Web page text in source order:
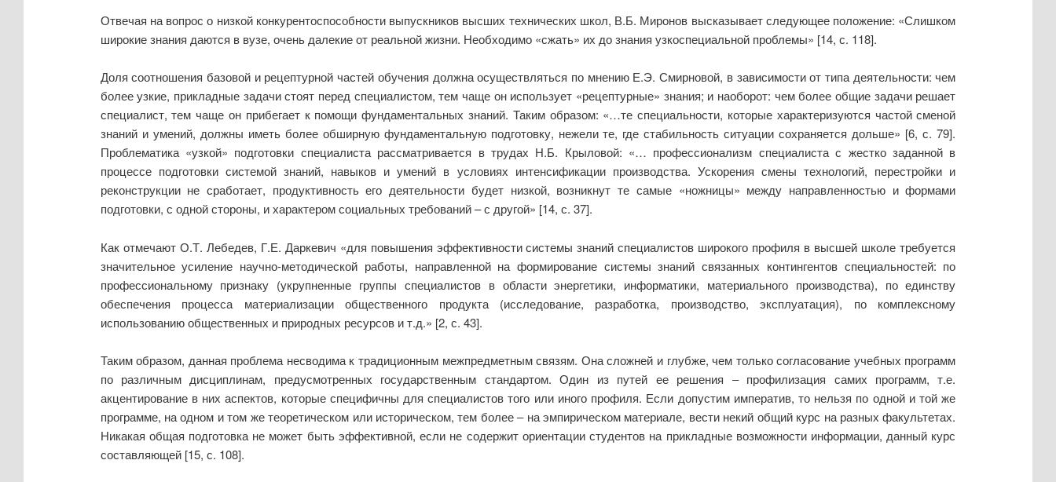
Отвечая на вопрос о низкой конкурентоспособности выпускников высших технических школ, В.Б. Миронов высказывает следующее положение: «Слишком
широкие знания даются в вузе, очень далекие от реальной жизни. Необходимо «сжать» их до знания узкоспециальной проблемы» [14, с. 118].
Доля соотношения базовой и рецептурной частей обучения должна осуществляться по мнению Е.Э. Смирновой, в зависимости от типа деятельности: чем
более узкие, прикладные задачи стоят перед специалистом, тем чаще он использует «рецептурные» знания; и наоборот: чем более общие задачи решает
специалист, тем чаще он прибегает к помощи фундаментальных знаний. Таким образом: «…те специальности, которые характеризуются частой сменой
знаний и умений, должны иметь более обширную фундаментальную подготовку, нежели те, где стабильность ситуации сохраняется дольше» [6, с. 79].
Проблематика «узкой» подготовки специалиста рассматривается в трудах Н.Б. Крыловой: «… профессионализм специалиста с жестко заданной в
процессе подготовки системой знаний, навыков и умений в условиях интенсификации производства. Ускорения смены технологий, перестройки и
реконструкции не сработает, продуктивность его деятельности будет низкой, возникнут те самые «ножницы» между направленностью и формами
подготовки, с одной стороны, и характером социальных требований – с другой» [14, с. 37].
Как отмечают О.Т. Лебедев, Г.Е. Даркевич «для повышения эффективности системы знаний специалистов широкого профиля в высшей школе требуется
значительное усиление научно-методической работы, направленной на формирование системы знаний связанных контингентов специальностей: по
профессиональному признаку (укрупненные группы специалистов в области энергетики, информатики, материального производства), по единству
обеспечения процесса материализации общественного продукта (исследование, разработка, производство, эксплуатация), по комплексному
использованию общественных и природных ресурсов и т.д.» [2, с. 43].
Таким образом, данная проблема несводима к традиционным межпредметным связям. Она сложней и глубже, чем только согласование учебных программ
по различным дисциплинам, предусмотренных государственным стандартом. Один из путей ее решения ‒ профилизация самих программ, т.е.
акцентирование в них аспектов, которые специфичны для специалистов того или иного профиля. Если допустим императив, то нельзя по одной и той же
программе, на одном и том же теоретическом или историческом, тем более ‒ на эмпирическом материале, вести некий общий курс на разных факультетах.
Никакая общая подготовка не может быть эффективной, если не содержит ориентации студентов на прикладные возможности информации, данный курс
составляющей [15, с. 108].